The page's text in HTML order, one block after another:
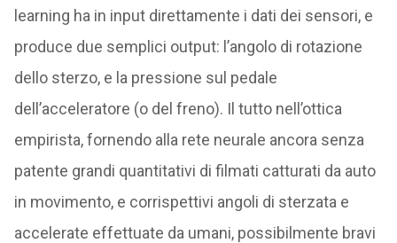
learning ha in input direttamente i dati dei sensori, e
produce due semplici output: l’angolo di rotazione
dello sterzo, e la pressione sul pedale
dell’acceleratore (o del freno). Il tutto nell’ottica
empirista, fornendo alla rete neurale ancora senza
patente grandi quantitativi di filmati catturati da auto
in movimento, e corrispettivi angoli di sterzata e
accelerate effettuate da umani, possibilmente bravi